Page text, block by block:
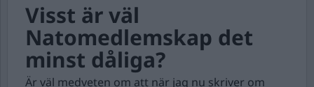
Visst är väl
Natomedlemskap det
minst dåliga?
Är väl medveten om att när jag nu skriver om